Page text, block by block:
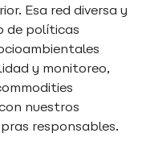
Esa red diversa y
de políticas
y monitoreo,
nuestros
responsables.